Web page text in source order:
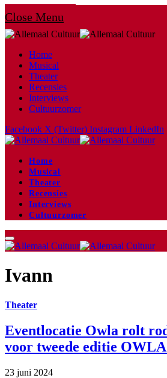
Close Menu
Home
Musical
Theater
Recensies
Interviews
Cultuurzomer
Facebook X (Twitter) Instagram LinkedIn
Home
Musical
Theater
Recensies
Interviews
Cultuurzomer
Ivann
Theater
Eventlocatie Owla rolt
voor tweede editie
23 juni 2024